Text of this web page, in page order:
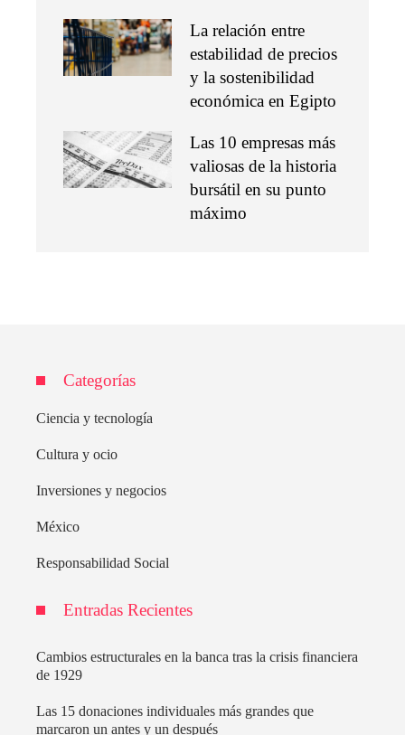
La relación entre
estabilidad de precios
y la sostenibilidad
económica en Egipto
Las 10 empresas más
valiosas de la historia
bursátil en su punto
máximo
Categorías
Ciencia y tecnología
Cultura y ocio
Inversiones y negocios
México
Responsabilidad Social
Entradas Recientes
Cambios estructurales en la banca tras la crisis financiera
de 1929
Las 15 donaciones individuales más grandes que
marcaron un antes y un después